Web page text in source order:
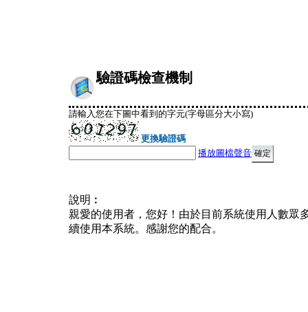
驗證碼檢查機制
請輸入您在下圖中看到的字元(字母區分大小寫)
更換驗證碼
播放圖檔聲音
說明︰
親愛的使用者，您好！由於目前系統使用人數眾
續使用本系統。感謝您的配合。